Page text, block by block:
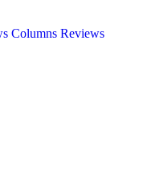
Columns Reviews